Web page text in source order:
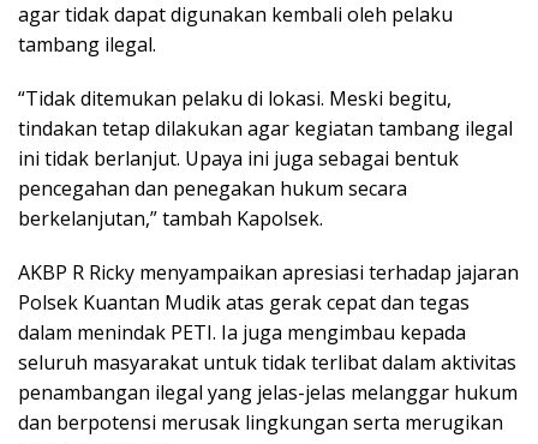
agar tidak dapat digunakan kembali oleh pelaku
tambang ilegal.
“Tidak ditemukan pelaku di lokasi. Meski begitu,
tindakan tetap dilakukan agar kegiatan tambang ilegal
ini tidak berlanjut. Upaya ini juga sebagai bentuk
pencegahan dan penegakan hukum secara
berkelanjutan,” tambah Kapolsek.
AKBP R Ricky menyampaikan apresiasi terhadap jajaran
Polsek Kuantan Mudik atas gerak cepat dan tegas
dalam menindak PETI. Ia juga mengimbau kepada
seluruh masyarakat untuk tidak terlibat dalam aktivitas
penambangan ilegal yang jelas-jelas melanggar hukum
dan berpotensi merusak lingkungan serta merugikan